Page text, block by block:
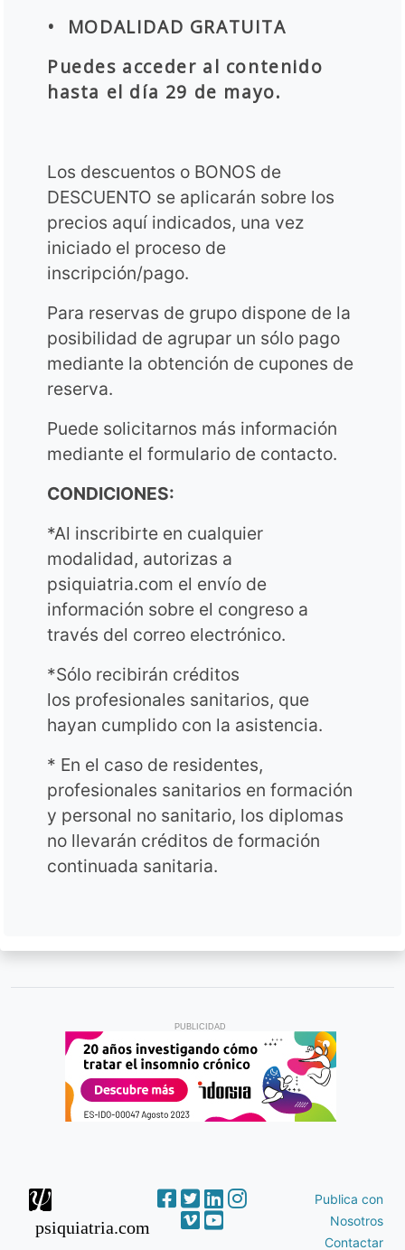
• MODALIDAD GRATUITA
Puedes acceder al contenido
hasta el día 29 de mayo.
Los descuentos o BONOS de
DESCUENTO se aplicarán sobre los
precios aquí indicados, una vez
iniciado el proceso de
inscripción/pago.
Para reservas de grupo dispone de la
posibilidad de agrupar un sólo pago
mediante la obtención de cupones de
reserva.
Puede solicitarnos más información
mediante el formulario de contacto.
CONDICIONES:
*Al inscribirte en cualquier
modalidad, autorizas a
psiquiatria.com el envío de
información sobre el congreso a
través del correo electrónico.
*Sólo recibirán créditos
los profesionales sanitarios, que
hayan cumplido con la asistencia.
* En el caso de residentes,
profesionales sanitarios en formación
y personal no sanitario, los diplomas
no llevarán créditos de formación
continuada sanitaria.
PUBLICIDAD
psiquiatria.com
Publica con
Nosotros
Contactar